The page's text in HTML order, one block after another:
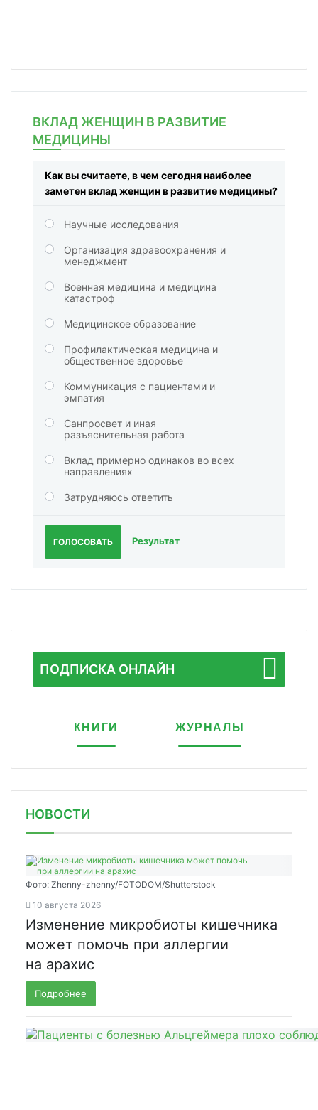
ВКЛАД ЖЕНЩИН В РАЗВИТИЕ
МЕДИЦИНЫ
Как вы считаете, в чем сегодня наиболее
заметен вклад женщин в развитие медицины?
Научные исследования
Организация здравоохранения и
менеджмент
Военная медицина и медицина
катастроф
Медицинское образование
Профилактическая медицина и
общественное здоровье
Коммуникация с пациентами и
эмпатия
Санпросвет и иная
разъяснительная работа
Вклад примерно одинаков во всех
направлениях
Затрудняюсь ответить
ГОЛОСОВАТЬ Результат
ПОДПИСКА ОНЛАЙН
КНИГИ ЖУРНАЛЫ
НОВОСТИ
Фото: Zhenny-zhenny/FOTODOM/Shutterstock
10 августа 2026
Изменение микробиоты кишечника
может помочь при аллергии
на арахис
Подробнее